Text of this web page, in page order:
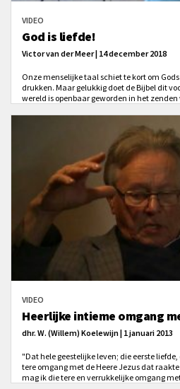
VIDEO
God is liefde!
Victor van der Meer | 14 december 2018
Onze menselijke taal schiet te kort om
drukken. Maar gelukkig doet de Bijbel dit
wereld is openbaar geworden in het
VIDEO
Heerlijke intieme omgang
dhr. W. (Willem) Koelewijn | 1 januari 2013
"Dat hele geestelijke leven; die eerste
tere omgang met de Heere Jezus dat
mag ik die tere en verrukkelijke omgang